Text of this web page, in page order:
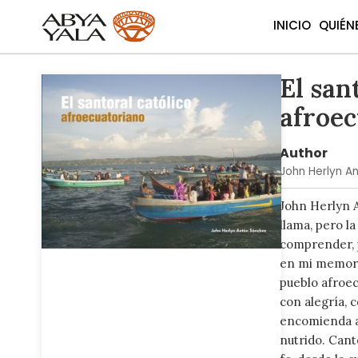
INICIO
Skip
the
of
the
images
gallery
El
Author
John Herlyn
John Herlyn
llama, pero
comprender,
en mi
pueblo
con alegría,
encomienda
nutrido.